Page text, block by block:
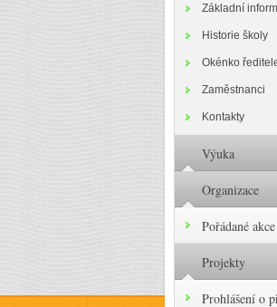
Základní
Historie školy
Okénko
Zaměstnanci
Kontakty
Výuka
Organizace
Pořádané akce
Projekty
Prohlášení o